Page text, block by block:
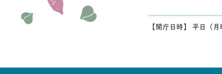
【開庁日時】 平日（